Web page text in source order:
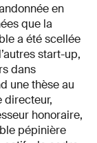
en
que la
a été scellée
start-up,
dans
une thèse au
directeur,
honoraire,
pépinière